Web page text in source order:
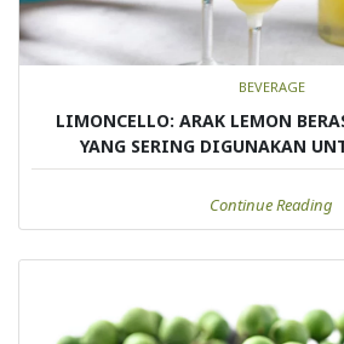
BEVERAGE
LIMONCELLO: ARAK LEMON
YANG SERING DIGUNAKAN
Continue Reading